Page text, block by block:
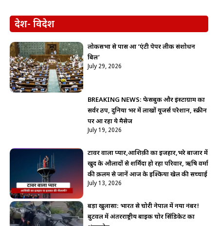
देश- विदेश
लोकसभा से पास हुआ ‘एंटी पेपर लीक संशोधन
बिल’
July 29, 2026
BREAKING NEWS: फेसबुक और इंस्टाग्राम का
सर्वर ठप, दुनिया भर में लाखों यूजर्स परेशान, स्क्रीन
पर आ रहा ये मैसेज
July 19, 2026
टावर वाला प्यार,आशिक़ी का इजहार,भरे बाजार में
खुद के औलादों से शर्मिंदा हो रहा परिवार, ऋषि वर्मा
की क़लम से जानें आज के इश्किया खेल की सच्चाई
July 13, 2026
बड़ा खुलासा: भारत से चोरी नेपाल में नया नंबर!
बुटवल में अंतरराष्ट्रीय बाइक चोर सिंडिकेट का